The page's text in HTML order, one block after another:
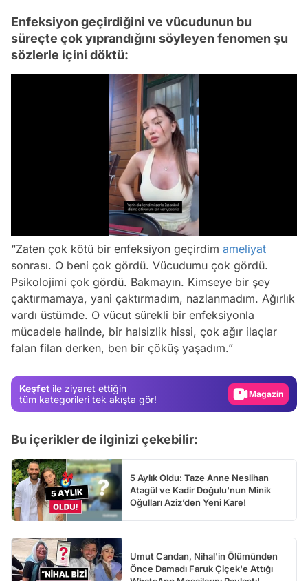
Enfeksiyon geçirdiğini ve vücudunun bu
süreçte çok yıprandığını söyleyen fenomen şu
sözlerle içini döktü:
“Zaten çok kötü bir enfeksiyon geçirdim ameliyat
sonrası. O beni çok gördü. Vücudumu çok gördü.
Psikolojimi çok gördü. Bakmayın. Kimseye bir şey
çaktırmamaya, yani çaktırmadım, nazlanmadım. Ağırlık
vardı üstümde. O vücut sürekli bir enfeksiyonla
mücadele halinde, bir halsizlik hissi, çok ağır ilaçlar
falan filan derken, ben bir çöküş yaşadım.”
Keşfet ile ziyaret ettiğin
tüm kategorileri tek akışta gör!
Video
Test
Magazin
Video
Bu içerikler de ilginizi çekebilir:
5 Aylık Oldu: Taze Anne Neslihan
Atagül ve Kadir Doğulu'nun Minik
Oğulları Aziz’den Yeni Kare!
Umut Candan, Nihal'in Ölümünden
Önce Damadı Faruk Çiçek'e Attığı